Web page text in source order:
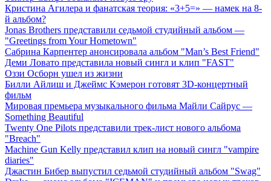
Кристина Агилера и фанатская теория: «3+5=» — намек на 8-
й альбом?
Jonas Brothers представили седьмой студийный альбом —
"Greetings from Your Hometown"
Сабрина Карпентер анонсировала альбом "Man’s Best Friend"
Деми Ловато представила новый сингл и клип "FAST"
Оззи Осборн ушел из жизни
Билли Айлиш и Джеймс Кэмерон готовят 3D-концертный
фильм
Мировая премьера музыкального фильма Майли Сайрус —
Something Beautiful
Twenty One Pilots представили трек-лист нового альбома
"Breach"
Machine Gun Kelly представил клип на новый сингл "vampire
diaries"
Джастин Бибер выпустил седьмой студийный альбом "Swag"